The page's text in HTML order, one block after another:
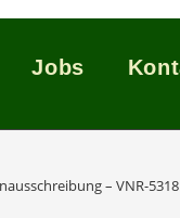
Jobs
– VNR-